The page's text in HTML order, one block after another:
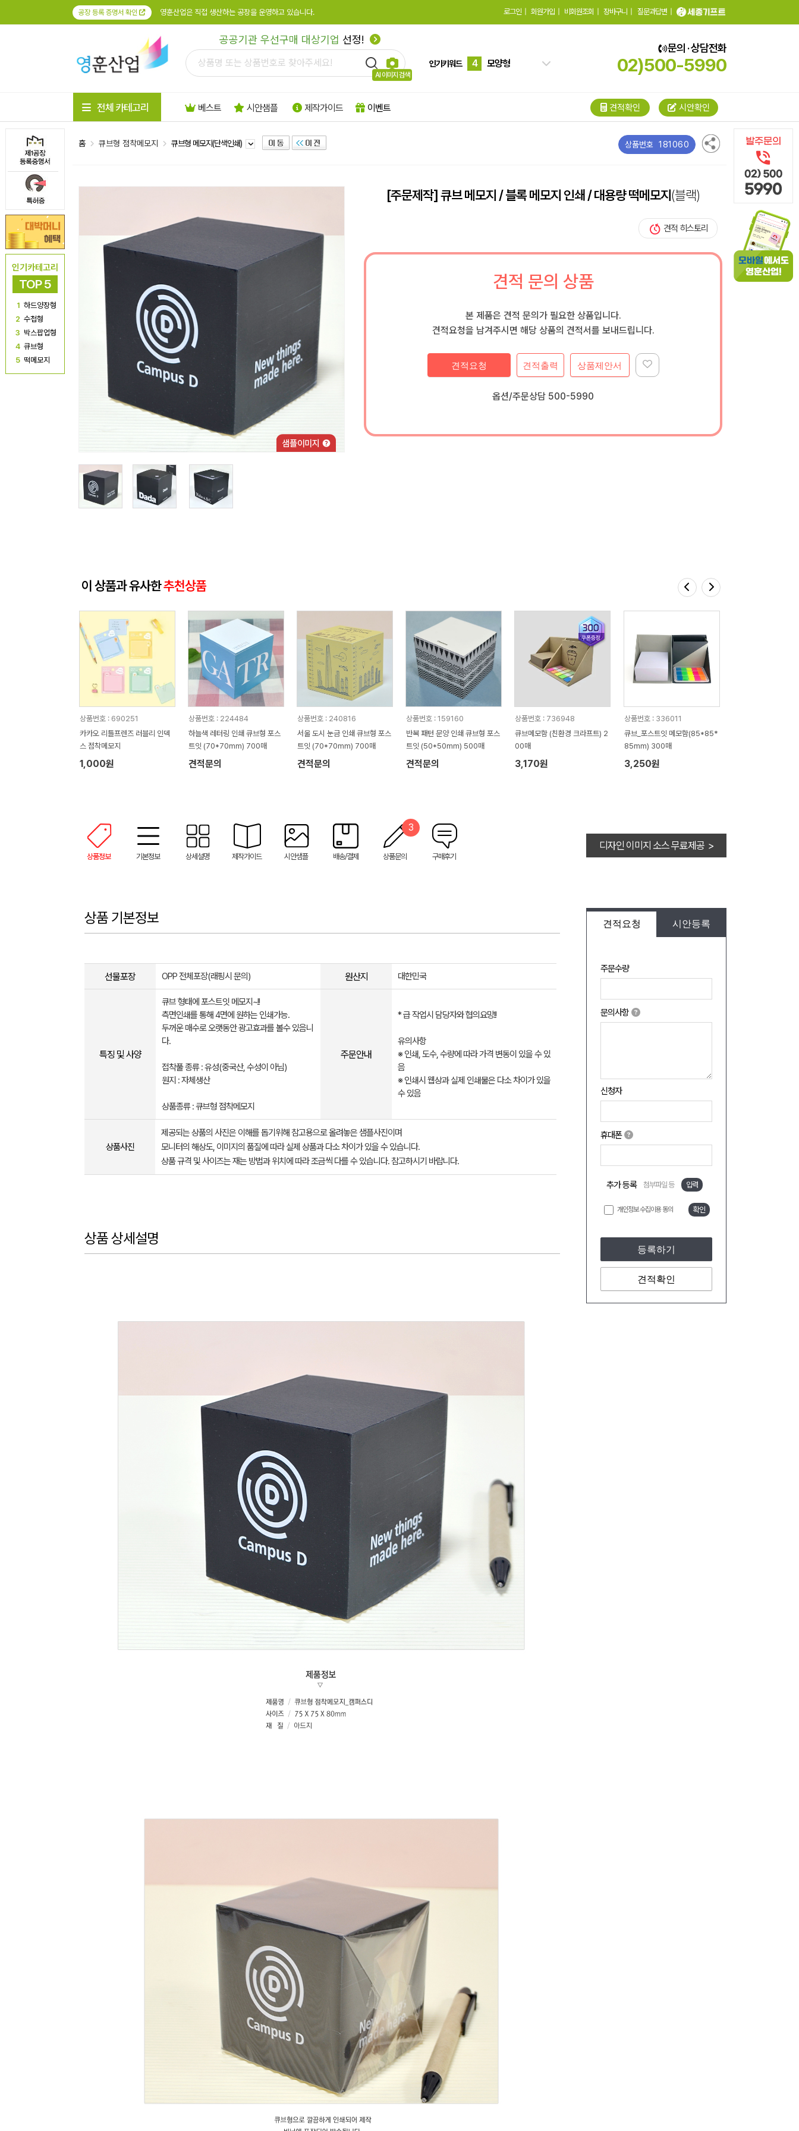
공장 등록 증명서 확인 영훈산업은 직접 생산하는 공장을 운영하고 있습니다. 로그인 회원가입 비회원조회 장바구니 질문과답변
공공기관 우선구매 대상기업 선정!
AI 이미지 검색
인기키워드
큐브형
5
특수지
1
하드양장
문의 · 상담전화
02)500-5990
인기카테고리
TOP 5
1 하드양장형
2 수첩형
3 박스팝업형
4 큐브형
5 떡메모지
전체 카테고리 베스트 시안샘플 제작가이드 이벤트 견적확인 시안확인
홈 큐브형 점착메모지 큐브형 메모지(단색인쇄) 상품번호 181060
[주문제작] 큐브 메모지 / 블록 메모지 인쇄 / 대용량 떡메모지(블랙)
견적 히스토리
견적 문의 상품
본 제품은 견적 문의가 필요한 상품입니다.
견적요청을 남겨주시면 해당 상품의 견적서를 보내드립니다.
견적요청 상품제안서
견적출력
옵션/주문상담 500-5990
이 상품과 유사한추천상품
상품번호 : 690251
카카오 리틀프렌즈 러블리 인덱
스 점착메모지
1,000원
상품번호 : 224484
하늘색 레터링 인쇄 큐브형 포스
트잇 (70*70mm) 700매
견적문의
상품번호 : 240816
서울 도시 눈금 인쇄 큐브형 포스
트잇 (70*70mm) 700매
견적문의
상품번호 : 159160
반복 패턴 문양 인쇄 큐브형 포스
트잇 (50*50mm) 500매
견적문의
상품번호 : 736948
큐브메모함 (친환경 크라프트) 2
00매
3,170원
상품번호 : 336011
큐브_포스트잇 메모함(85*85*
85mm) 300매
3,250원
상품정보 기본정보 상세설명 제작가이드 시안샘플 배송/결제 상품문의
3
구매후기
디자인 이미지 소스 무료제공 >
견적요청 시안등록
주문수량
문의사항
신청자
휴대폰
추가 등록 첨부파일 등 입력
개인정보 수집이용 동의 확인
등록하기
견적확인
상품 기본정보
선물포장 OPP 전체포장(래핑시 문의)​ 원산지 대한민국
특징 및 사양
큐브 형태에 포스트잇 메모지~!!
측면인쇄를 통해 4면에 원하는 인쇄가능.
두꺼운 매수로 오랫동안 광고효과를 볼수 있음니
다.
접착풀 종류 : 유성(중국산, 수성이 아님)
원지 : 자체생산
상품종류 : 큐브형 점착메모지
주문안내
* 급 작업시 담당자와 협의요망!!
유의사항
※ 인쇄, 도수, 수량에 따라 가격 변동이 있을 수 있
음
※ 인쇄시 웹상과 실제 인쇄물은 다소 차이가 있을
수 있음​​​​​
상품사진
제공되는 상품의 사진은 이해를 돕기위해 참고용으로 올려놓은 샘플사진이며
모니터의 해상도, 이미지의 품질에 따라 실제 상품과 다소 차이가 있을 수 있습니다.
상품 규격 및 사이즈는 재는 방법과 위치에 따라 조금씩 다를 수 있습니다. 참고하시기 바랍니다.
상품 상세설명